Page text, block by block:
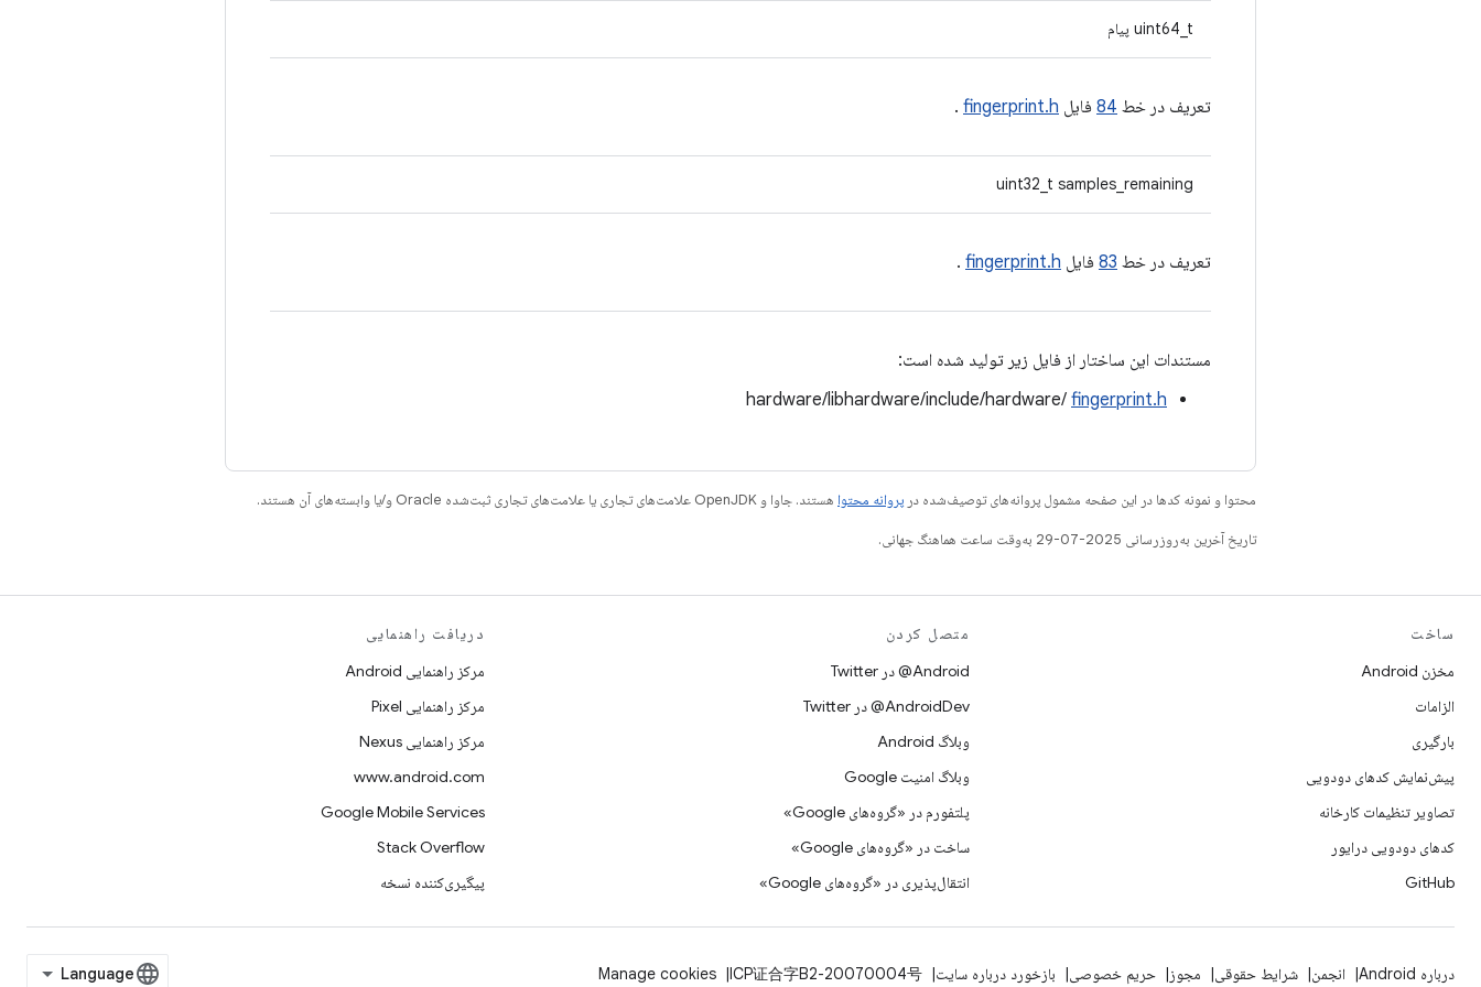
uint64_t پیام
تعریف در خط 84 فایل fingerprint.h
.
uint32_t samples_remaining
تعریف در خط 83 فایل fingerprint.h
.
مستندات این ساختار از فایل زیر تولید شده است:
hardware/libhardware/include/hardware/ fingerprint.h
محتوا و نمونه کدها در این صفحه مشمول پروانه‌های توصیف‌شده در پروانه محتوا هستند. جاوا و OpenJDK علامت‌های تجاری یا علامت‌های تجاری ثبت‌شده Oracle و/یا وابسته‌های آن هستند.
تاریخ آخرین به‌روزرسانی 2025-07-29 به‌وقت ساعت هماهنگ جهانی.
ساخت
مخزن Android
الزامات
بارگیری
پیش‌نمایش کدهای دودویی
تصاویر تنظیمات کارخانه
کدهای دودویی درایور
GitHub
متصل کردن
Android@ در Twitter
AndroidDev@ در Twitter
وبلاگ Android
وبلاگ امنیت Google
پلتفورم در «گروه‌های Google»
ساخت در «گروه‌های Google»
انتقال‌پذیری در «گروه‌های Google»
دریافت راهنمایی
مرکز راهنمایی Android
مرکز راهنمایی Pixel
مرکز راهنمایی Nexus
www.android.com
Google Mobile Services
Stack Overflow
پیگیری‌کننده نسخه
درباره Android انجمن شرایط حقوقی مجوز حریم خصوصی بازخورد درباره سایت ICP证合字B2-20070004号
Manage cookies